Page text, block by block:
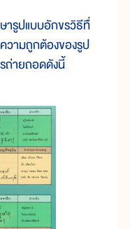
รูปแบบอักขรวิธีทื่
วามถูกต้องของรูป
ถ่ายถอดดังนี้